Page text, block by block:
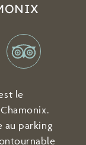
le
au parking